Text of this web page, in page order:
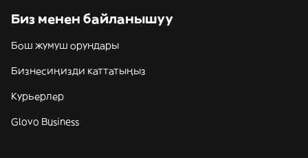
Биз менен байланышуу
Бош жумуш орундары
Бизнесиңизди каттатыңыз
Курьерлер
Glovo Business